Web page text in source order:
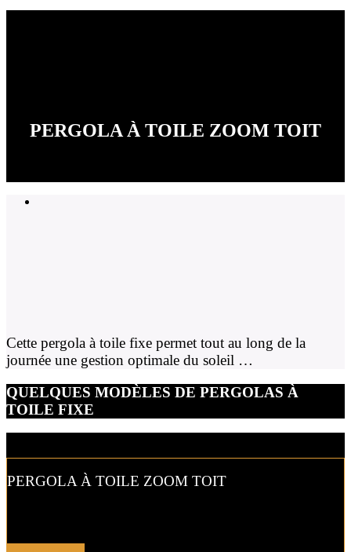
PERGOLA À TOILE ZOOM TOIT
Cette pergola à toile fixe permet tout au long de la
journée une gestion optimale du soleil …
QUELQUES MODÈLES DE PERGOLAS À
TOILE FIXE
PERGOLA À TOILE ZOOM TOIT